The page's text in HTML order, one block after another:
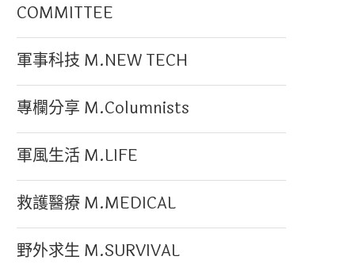
COMMITTEE
軍事科技 M.NEW TECH
專欄分享 M.Columnists
軍風生活 M.LIFE
救護醫療 M.MEDICAL
野外求生 M.SURVIVAL